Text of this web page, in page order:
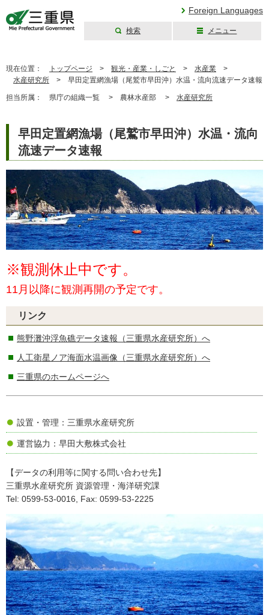
Foreign Languages
検索 メニュー
現在位置： トップページ > 観光・産業・しごと > 水産業 >
水産研究所 > 早田定置網漁場（尾鷲市早田沖）水温・流向流速データ速報
担当所属： 県庁の組織一覧 > 農林水産部 > 水産研究所
早田定置網漁場（尾鷲市早田沖）水温・流向
流速データ速報
※観測休止中です。
11月以降に観測再開の予定です。
リンク
熊野灘沖浮魚礁データ速報（三重県水産研究所）へ
人工衛星ノア海面水温画像（三重県水産研究所）へ
三重県のホームページへ
設置・管理：三重県水産研究所
運営協力：早田大敷株式会社
【データの利用等に関する問い合わせ先】
三重県水産研究所 資源管理・海洋研究課
Tel: 0599-53-0016, Fax: 0599-53-2225